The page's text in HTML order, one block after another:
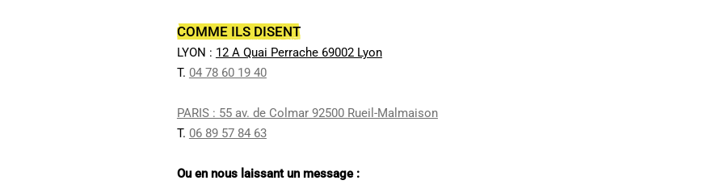
COMME ILS DISENT
LYON : 12 A Quai Perrache 69002 Lyon
T. 04 78 60 19 40
PARIS : 55 av. de Colmar 92500 Rueil-Malmaison
T. 06 89 57 84 63
Ou en nous laissant un message :